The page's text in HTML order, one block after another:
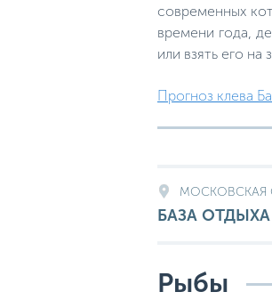
современных
времени года,
или взять его на
Прогноз клева
МОСКОВСКАЯ
БАЗА
Рыбы